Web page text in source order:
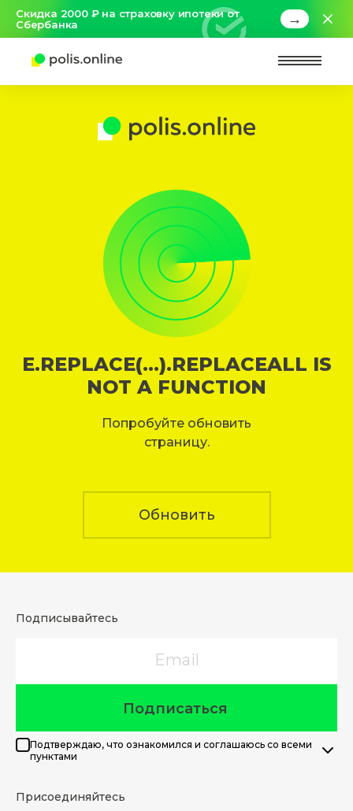
Скидка 2000 ₽ на страховку ипотеки от
Сбербанка
→
E.REPLACE(...).REPLACEALL IS
NOT A FUNCTION
Попробуйте обновить
страницу.
Обновить
Подписывайтесь
Подписаться
Подтверждаю, что ознакомился и соглашаюсь со всеми
пунктами
Присоединяйтесь